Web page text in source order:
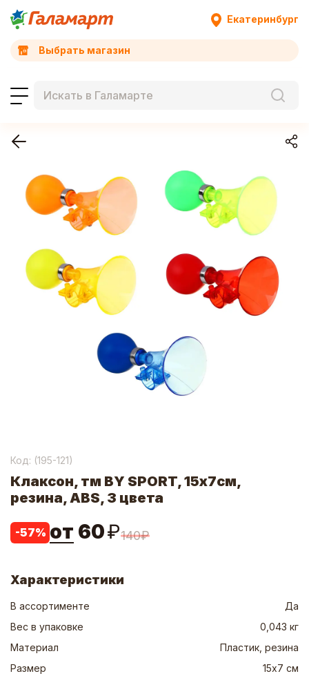
Екатеринбург
Выбрать магазин
Код: (195-121)
Клаксон, тм BY SPORT, 15х7см,
резина, ABS, 3 цвета
-57% от 60₽140₽
Характеристики
В ассортименте
Да
Вес в упаковке
0,043 кг
Материал
Пластик, резина
Размер
15х7 см